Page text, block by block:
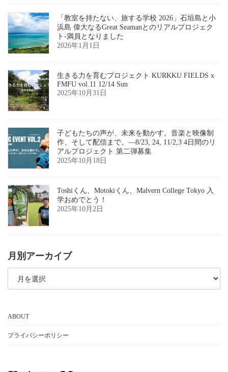
「教室を持たない、旅する学校 2026」石垣島と小
浜島 偉大なるGreat Seamanとのリアルプロジェク
ト-満員となりました
2026年1月1日
生きる力を育むプロジェクト KURKKU FIELDS x
FMFU vol.11 12/14 Sun
2025年10月31日
子どもたちの声が、未来を動かす。音楽と映像制
作、そして配信まで。―8/23, 24, 11/2,3 4日間のリ
アルプロジェクト 第二弾募集
2025年10月18日
Toshiくん、Motokiくん、Malvern College Tokyo 入
学おめでとう！
2025年10月2日
月別アーカイブ
月
イ
ABOUT
プライバシーポリシー